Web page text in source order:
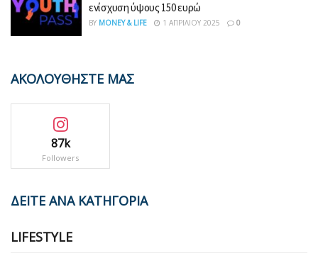
ενίσχυση ύψους 150 ευρώ
BY MONEY & LIFE 1 ΑΠΡΙΛΊΟΥ 2025 0
ΑΚΟΛΟΥΘΗΣΤΕ ΜΑΣ
87k
Followers
ΔΕΙΤΕ ΑΝΑ ΚΑΤΗΓΟΡΙΑ
LIFESTYLE